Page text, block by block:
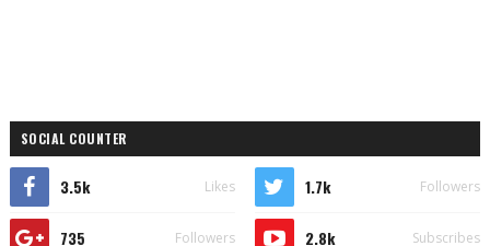
SOCIAL COUNTER
3.5k Likes 1.7k Followers
735 Followers 2.8k Subscribes